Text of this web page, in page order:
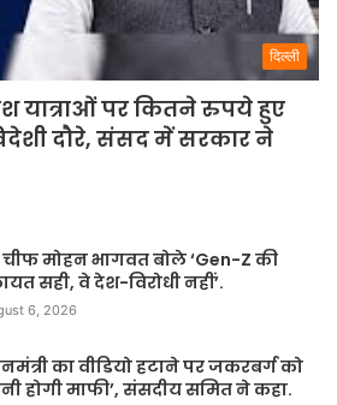
दिल्ली
यात्राओं पर कितने रुपये हुए
दौरे, संसद में सरकार ने
चीफ मोहन भागवत बोले ‘Gen-Z की
सही, वे देश-विरोधी नहीं’.
6, 2026
का वीडियो हटाने पर जकरबर्ग को
होगी माफी’, संसदीय समित ने कहा.